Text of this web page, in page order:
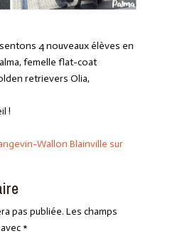
4 nouveaux élèves en
femelle flat-coat
retrievers Olia,
!
Wallon Blainville sur
pas publiée. Les champs
*